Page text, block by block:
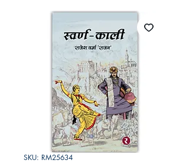
SKU: RM25634